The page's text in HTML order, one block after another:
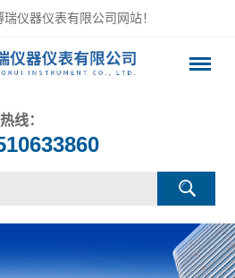
仪器仪表有限公司网站！
线：